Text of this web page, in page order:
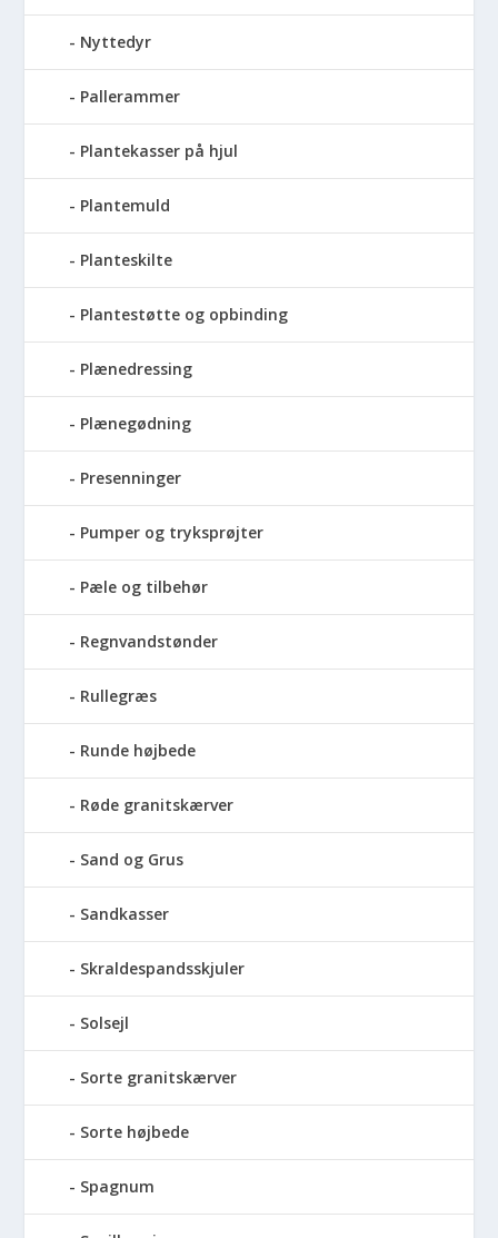
Nyttedyr
Pallerammer
Plantekasser på hjul
Plantemuld
Planteskilte
Plantestøtte og opbinding
Plænedressing
Plænegødning
Presenninger
Pumper og tryksprøjter
Pæle og tilbehør
Regnvandstønder
Rullegræs
Runde højbede
Røde granitskærver
Sand og Grus
Sandkasser
Skraldespandsskjuler
Solsejl
Sorte granitskærver
Sorte højbede
Spagnum